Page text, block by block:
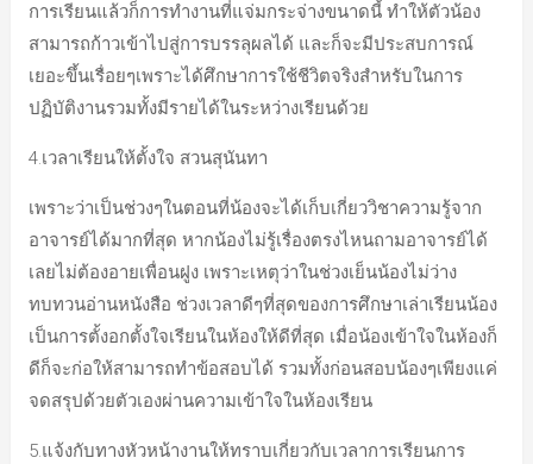
การเรียนแล้วก็การทำงานที่แจ่มกระจ่างขนาดนี้ ทำให้ตัวน้อง
สามารถก้าวเข้าไปสู่การบรรลุผลได้ และก็จะมีประสบการณ์
เยอะขึ้นเรื่อยๆเพราะได้ศึกษาการใช้ชีวิตจริงสำหรับในการ
ปฏิบัติงานรวมทั้งมีรายได้ในระหว่างเรียนด้วย
4.เวลาเรียนให้ตั้งใจ สวนสุนันทา
เพราะว่าเป็นช่วงๆในตอนที่น้องจะได้เก็บเกี่ยววิชาความรู้จาก
อาจารย์ได้มากที่สุด หากน้องไม่รู้เรื่องตรงไหนถามอาจารย์ได้
เลยไม่ต้องอายเพื่อนฝูง เพราะเหตุว่าในช่วงเย็นน้องไม่ว่าง
ทบทวนอ่านหนังสือ ช่วงเวลาดีๆที่สุดของการศึกษาเล่าเรียนน้อง
เป็นการตั้งอกตั้งใจเรียนในห้องให้ดีที่สุด เมื่อน้องเข้าใจในห้องก็
ดีก็จะก่อให้สามารถทำข้อสอบได้ รวมทั้งก่อนสอบน้องๆเพียงแค่
จดสรุปด้วยตัวเองผ่านความเข้าใจในห้องเรียน
5.แจ้งกับทางหัวหน้างานให้ทราบเกี่ยวกับเวลาการเรียนการ